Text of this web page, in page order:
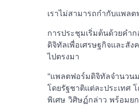
เราไม่สามารถกำกับแพลต
การประชุมเริ่มต้นด้วยคำ
ดิจิทัลเพื่อเศรษฐกิจและสั
ไปตรงมา
"แพลตฟอร์มดิจิทัลจำนวน
โดยรัฐชาติแต่ละประเทศ
พิเศษ วิศิษฏ์กล่าว พร้อมย